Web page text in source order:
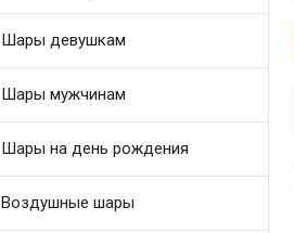
Шары девушкам
Шары мужчинам
Шары на день рождения
Воздушные шары